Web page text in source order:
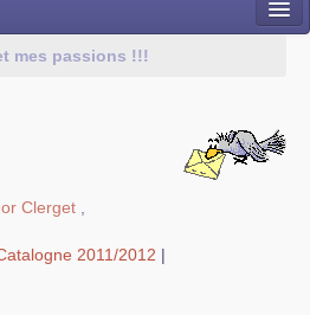
mes passions !!!
Clerget
2011/2012 |